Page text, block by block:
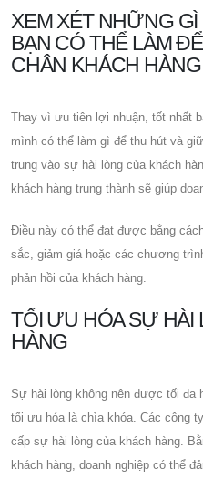
XEM XÉT NHỮNG
BẠN CÓ THỂ LÀM
CHÂN KHÁCH HÀNG
Thay vì ưu tiên lợi nhuận, tốt nhất
mình có thể làm gì để thu hút và
trung vào sự hài lòng của khách
khách hàng trung thành sẽ giúp
Điều này có thể đạt được bằng
sắc, giảm giá hoặc các chương
phản hồi của khách hàng.
TỐI ƯU HÓA SỰ HÀI
HÀNG
Sự hài lòng không nên được tối đa
tối ưu hóa là chìa khóa. Các công
cấp sự hài lòng của khách hàng.
khách hàng, doanh nghiệp có thể